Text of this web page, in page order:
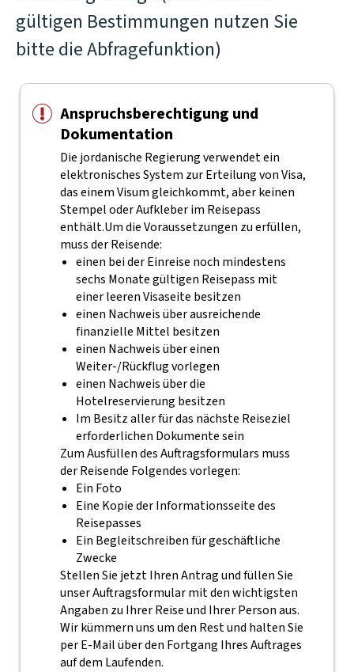
gültigen Bestimmungen nutzen Sie
bitte die Abfragefunktion)
Anspruchsberechtigung und
Dokumentation
Die jordanische Regierung verwendet ein
elektronisches System zur Erteilung von Visa,
das einem Visum gleichkommt, aber keinen
Stempel oder Aufkleber im Reisepass
enthält.Um die Voraussetzungen zu erfüllen,
muss der Reisende:
einen bei der Einreise noch mindestens
sechs Monate gültigen Reisepass mit
einer leeren Visaseite besitzen
einen Nachweis über ausreichende
finanzielle Mittel besitzen
einen Nachweis über einen
Weiter-/Rückflug vorlegen
einen Nachweis über die
Hotelreservierung besitzen
Im Besitz aller für das nächste Reiseziel
erforderlichen Dokumente sein
Zum Ausfüllen des Auftragsformulars muss
der Reisende Folgendes vorlegen:
Ein Foto
Eine Kopie der Informationsseite des
Reisepasses
Ein Begleitschreiben für geschäftliche
Zwecke
Stellen Sie jetzt Ihren Antrag und füllen Sie
unser Auftragsformular mit den wichtigsten
Angaben zu Ihrer Reise und Ihrer Person aus.
Wir kümmern uns um den Rest und halten Sie
per E-Mail über den Fortgang Ihres Auftrages
auf dem Laufenden.